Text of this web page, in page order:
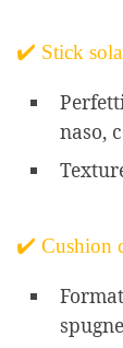
✔️ Stick
naso,
✔️ Cushion